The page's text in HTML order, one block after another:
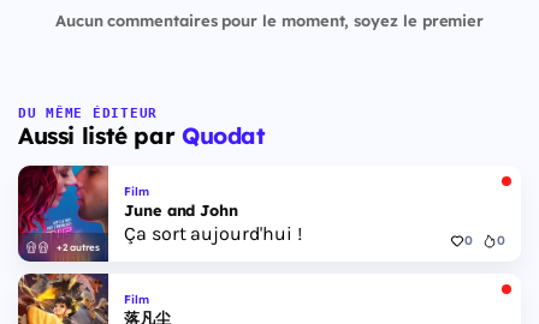
Aucun commentaires pour le moment, soyez le premier
DU MÊME ÉDITEUR
Aussi listé par Quodat
+2 autres
Film
June and John
Ça sort aujourd'hui ! 0 0
Film
落凡尘